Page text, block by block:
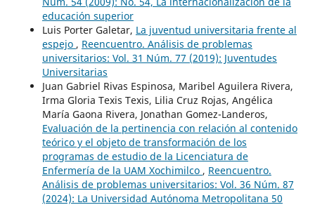
educación superior
Luis Porter Galetar, La juventud universitaria frente al
espejo , Reencuentro. Análisis de problemas
universitarios: Vol. 31 Núm. 77 (2019): Juventudes
Universitarias
Juan Gabriel Rivas Espinosa, Maribel Aguilera Rivera,
Irma Gloria Texis Texis, Lilia Cruz Rojas, Angélica
María Gaona Rivera, Jonathan Gomez-Landeros,
Evaluación de la pertinencia con relación al contenido
teórico y el objeto de transformación de los
programas de estudio de la Licenciatura de
Enfermería de la UAM Xochimilco , Reencuentro.
Análisis de problemas universitarios: Vol. 36 Núm. 87
(2024): La Universidad Autónoma Metropolitana 50